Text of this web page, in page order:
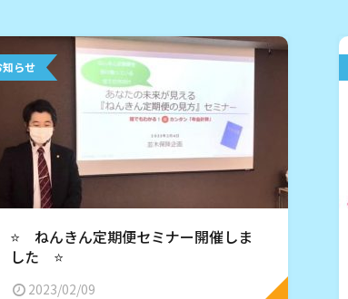
知らせ
⭐️ ねんきん定期便セミナー開催しま
した ⭐️
2023/02/09